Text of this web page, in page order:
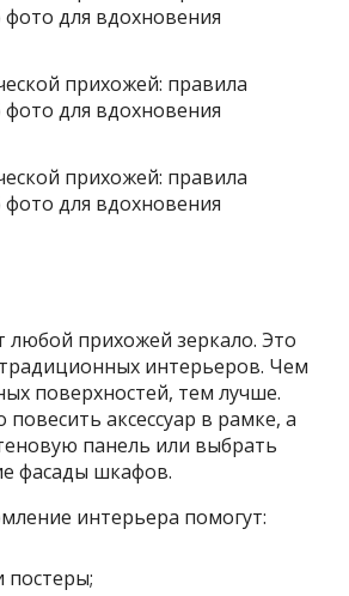
любой прихожей зеркало. Это
интерьеров. Чем
поверхностей, тем лучше.
аксессуар в рамке, а
панель или выбрать
фасады шкафов.
интерьера помогут:
постеры;